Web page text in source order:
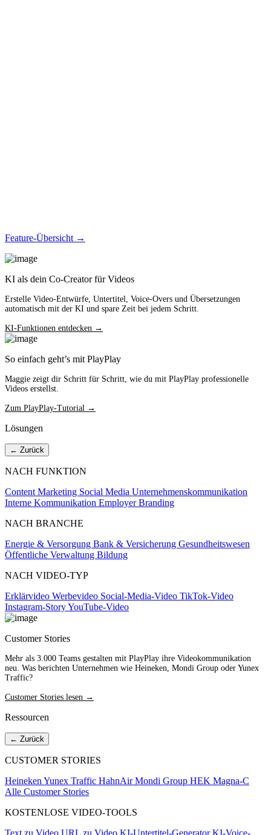
Feature-Übersicht →
KI als dein Co-Creator für Videos
Erstelle Video-Entwürfe, Untertitel, Voice-Overs und Übersetzungen
automatisch mit der KI und spare Zeit bei jedem Schritt.
KI-Funktionen entdecken →
So einfach geht’s mit PlayPlay
Maggie zeigt dir Schritt für Schritt, wie du mit PlayPlay professionelle
Videos erstellst.
Zum PlayPlay-Tutorial →
Lösungen
← Zurück
NACH FUNKTION
Content Marketing Social Media Unternehmenskommunikation
Interne Kommunikation Employer Branding
NACH BRANCHE
Energie & Versorgung Bank & Versicherung Gesundheitswesen
Öffentliche Verwaltung Bildung
NACH VIDEO-TYP
Erklärvideo Werbevideo Social-Media-Video TikTok-Video
Instagram-StoryYouTube-Video
Customer Stories
Mehr als 3.000 Teams gestalten mit PlayPlay ihre Videokommunikation
neu. Was berichten Unternehmen wie Heineken, Mondi Group oder Yunex
Traffic?
Customer Stories lesen →
Ressourcen
← Zurück
CUSTOMER STORIES
Heineken Yunex Traffic HahnAirMondi Group HEK Magna-C
Alle Customer Stories
KOSTENLOSE VIDEO-TOOLS
Text zu Video URL zu Video KI-Untertitel-GeneratorKI-Voice-